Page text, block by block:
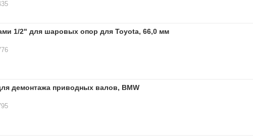
1/2" для шаровых опор для Toyota, 66,0 мм
демонтажа приводных валов, BMW